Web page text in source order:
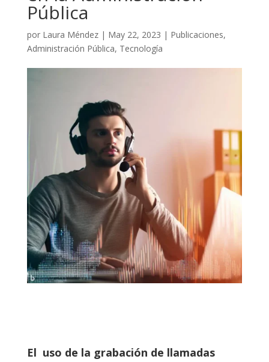
Pública
por Laura Méndez| May 22, 2023 | Publicaciones,
Administración Pública, Tecnología
El uso de la grabación de llamadas